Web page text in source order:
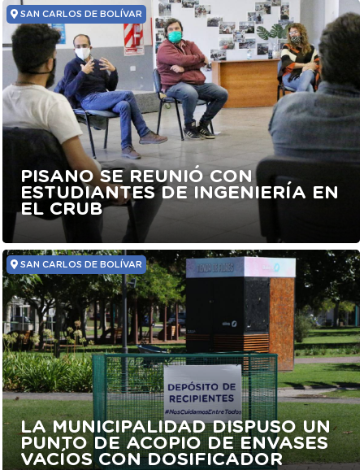
SAN CARLOS DE BOLÍVAR
PISANO SE REUNIÓ CON
ESTUDIANTES DE INGENIERÍA EN
EL CRUB
SAN CARLOS DE BOLÍVAR
LA MUNICIPALIDAD DISPUSO UN
PUNTO DE ACOPIO DE ENVASES
VACÍOS CON DOSIFICADOR